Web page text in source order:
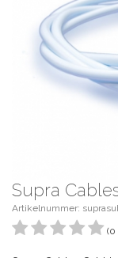
Supra
Artikelnummer:
(0